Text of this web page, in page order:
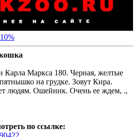
Карла Маркса 180. Черная, желтые
на грудке. Зовут Кира.
людям. Ошейник. Очень ее ждем, .,
по ссылке: